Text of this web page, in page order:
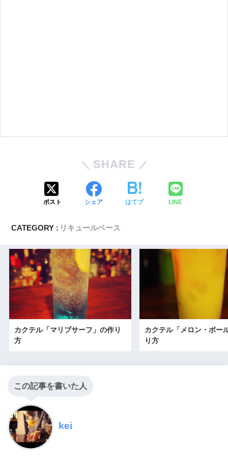
SHARE
ポスト シェア はてブ LINE
CATEGORY : リキュールベース
カクテル「マリブサーフ」の作り
方
カクテル「メロン・ボー
り方
この記事を書いた人
kei